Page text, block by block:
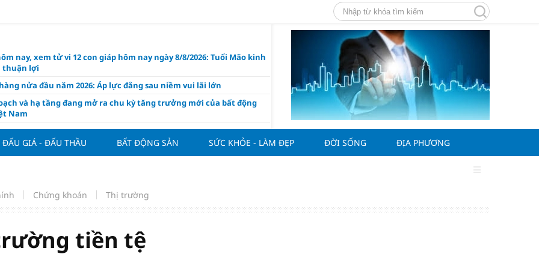
nay, xem tử vi 12 con giáp hôm nay ngày 8/8/2026: Tuổi Mão kinh
thuận lợi
nửa đầu năm 2026: Áp lực đằng sau niềm vui lãi lớn
và hạ tầng đang mở ra chu kỳ tăng trưởng mới của bất động
Nam
giảm 30% thuế cho hộ, cá nhân kinh doanh, doanh nghiệp thu
tỷ đồng
hôm nay 7/8: Thị trường lặng sóng
trẻ quốc tế xem Phú Quốc là “thiên đường lập nghiệp”
vụ Rodri mở đường cho Man Utd sở hữu tiền vệ báu vật của
thức đối với tham vọng công nghệ của Đông Nam Á
ĐẤU GIÁ - ĐẤU THẦU BẤT ĐỘNG SẢN SỨC KHỎE - LÀM ĐẸP ĐỜI SỐNG ĐỊA PHƯƠNG
Chứng khoán Thị trường
tiền tệ